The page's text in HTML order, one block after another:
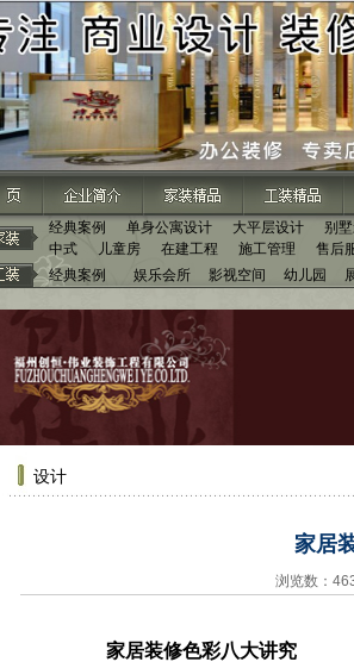
经典案例 单身公寓设计 大平层设计 别
中式
儿童房 在建工程 施工管理
售后
经典案例
娱乐会所 影视空间 幼儿园
设计
家居
浏览数：
家居装修色彩八大讲究